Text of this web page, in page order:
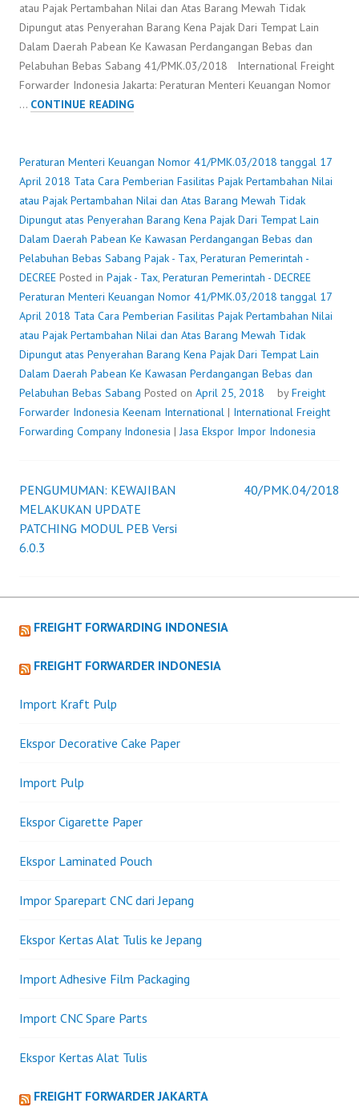
atau Pajak Pertambahan Nilai dan Atas Barang Mewah Tidak
Dipungut atas Penyerahan Barang Kena Pajak Dari Tempat Lain
Dalam Daerah Pabean Ke Kawasan Perdangangan Bebas dan
Pelabuhan Bebas Sabang 41/PMK.03/2018 International Freight
Forwarder Indonesia Jakarta: Peraturan Menteri Keuangan Nomor
… CONTINUE READINGPERATURAN
NOMOR
41/PMK.03/2018
TANGGAL
17
APRIL
2018
TATA
CARA
PEMBERIAN
FASILITAS
PAJAK
PERTAMBAHAN
NILAI
ATAU
PAJAK
DAN
ATAS
BARANG
PENYERAHAN
KENA
LAIN
PERDANGANGAN
PELABUHAN
Peraturan Menteri Keuangan Nomor 41/PMK.03/2018 tanggal 17
April 2018 Tata Cara Pemberian Fasilitas Pajak Pertambahan Nilai
atau Pajak Pertambahan Nilai dan Atas Barang Mewah Tidak
Dipungut atas Penyerahan Barang Kena Pajak Dari Tempat Lain
Dalam Daerah Pabean Ke Kawasan Perdangangan Bebas dan
Pelabuhan Bebas Sabang Pajak - Tax, Peraturan Pemerintah -
DECREE Posted in Pajak - Tax, Peraturan Pemerintah - DECREE
Peraturan Menteri Keuangan Nomor 41/PMK.03/2018 tanggal 17
April 2018 Tata Cara Pemberian Fasilitas Pajak Pertambahan Nilai
atau Pajak Pertambahan Nilai dan Atas Barang Mewah Tidak
Dipungut atas Penyerahan Barang Kena Pajak Dari Tempat Lain
Dalam Daerah Pabean Ke Kawasan Perdangangan Bebas dan
Pelabuhan Bebas Sabang Posted on April 25, 2018 byFreight
Forwarder Indonesia Keenam International | International Freight
Forwarding Company Indonesia |Jasa Ekspor Impor Indonesia
Post
navigation
PENGUMUMAN: KEWAJIBAN
MELAKUKAN UPDATE
PATCHING MODUL PEB Versi
6.0.3
40/PMK.04/2018
FREIGHT FORWARDING INDONESIA
FREIGHT FORWARDER INDONESIA
Import Kraft Pulp
Ekspor Decorative Cake Paper
Import Pulp
Ekspor Cigarette Paper
Ekspor Laminated Pouch
Impor Sparepart CNC dari Jepang
Ekspor Kertas Alat Tulis ke Jepang
Import Adhesive Film Packaging
Import CNC Spare Parts
Ekspor Kertas Alat Tulis
FREIGHT FORWARDER JAKARTA